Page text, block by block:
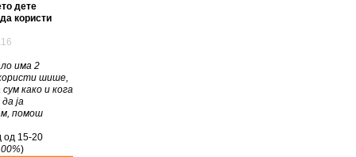
дете
користи
има 2
шише,
како и кога
ја
помош
од 15-20
)